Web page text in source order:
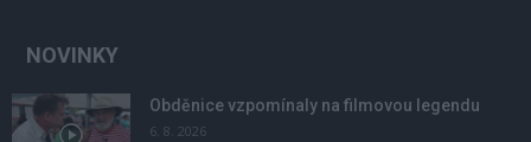
NOVINKY
Obděnice vzpomínaly na filmovou legendu
6. 8. 2026